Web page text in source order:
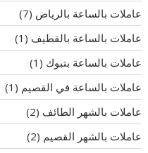
عاملات بالساعة بالرياض (7)
عاملات بالساعة بالقطيف (1)
عاملات بالساعة بتبوك (1)
عاملات بالساعة في القصيم (1)
عاملات بالشهر الطائف (2)
عاملات بالشهر القصيم (2)